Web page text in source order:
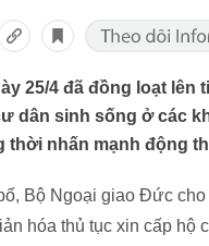
25/4 đã đồng loạt lên
dân sinh sống ở các
thời nhấn mạnh động
Bộ Ngoại giao Đức
hóa thủ tục xin cấp hộ